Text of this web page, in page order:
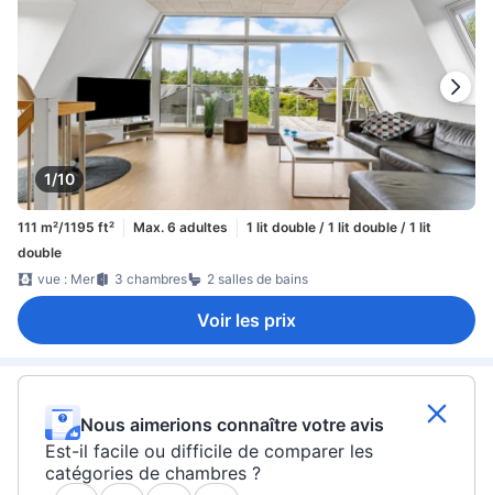
1/10
111 m²/1195 ft² Max. 6 adultes
1 lit double / 1 lit double / 1 lit
double
vue : Mer
3 chambres 2 salles de bains
Voir les prix
Nous aimerions connaître votre avis
Est-il facile ou difficile de comparer les
catégories de chambres ?